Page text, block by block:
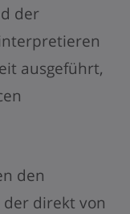
der
ausgeführt,
den
der direkt von